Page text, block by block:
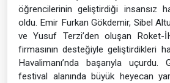
öğrencilerinin geliştirdiği insansız
oldu. Emir Furkan Gökdemir, Sibel
ve Yusuf Terzi’den oluşan Roket-
firmasının desteğiyle geliştirdikleri
Havalimanı’nda başarıyla uçurdu.
festival alanında büyük heyecan